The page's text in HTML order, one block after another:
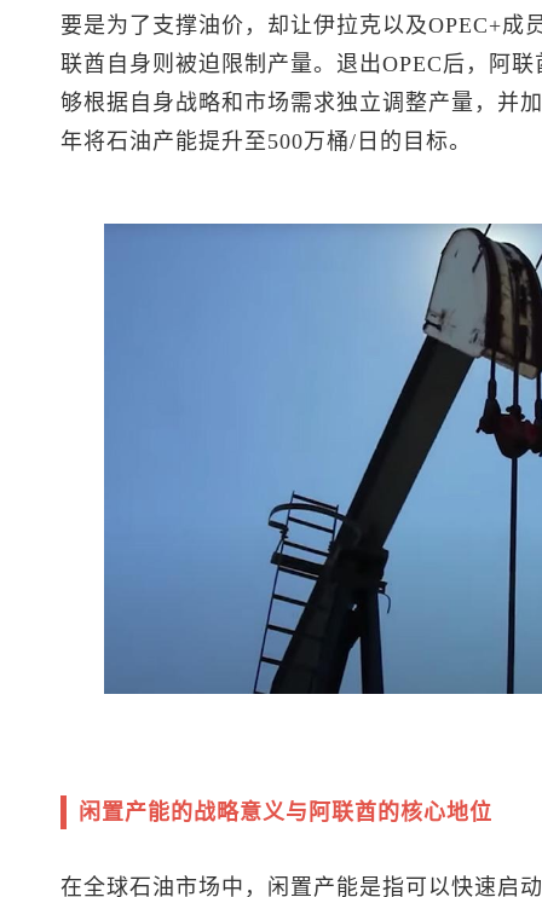
要是为了支撑油价，却让伊拉克以及OPEC+成
联酋自身则被迫限制产量。退出OPEC后，阿
够根据自身战略和市场需求独立调整产量，并
年将石油产能提升至500万桶/日的目标。
闲置产能的战略意义与阿联酋的核心地位
在全球石油市场中，闲置产能是指可以快速启